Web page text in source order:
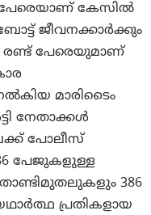
പേരെയാണ് കേസിൽ
ജീവനക്കാർക്കും
രണ്ട് പേരെയുമാണ്
മാരിടൈം
നേതാക്കൾ
പോലീസ്
പേജുകളുള്ള
386
പ്രതികളായ